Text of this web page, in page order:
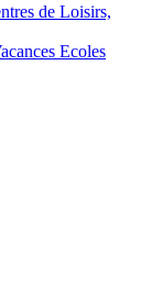
de Loisirs,
Ecoles